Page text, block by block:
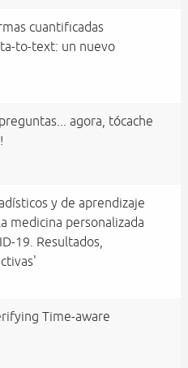
cuantificadas
to-text: un nuevo
agora, tócache
y de aprendizaje
medicina personalizada
19. Resultados,
Time-aware